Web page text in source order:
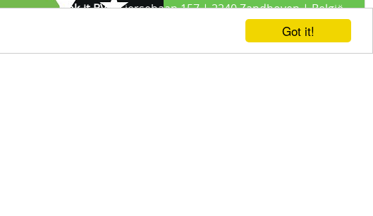
Got it!
Link-it BV| Liersebaan 157 | 2240 Zandhoven | België
+32 3 420 08 11 | ✉hallo@link-it.be
BTW: BE0648821122 | Fortis BE47 0017 8143 2480